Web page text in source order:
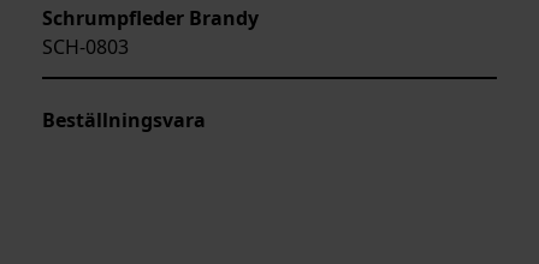
Schrumpfleder Brandy
SCH-0803
Beställningsvara